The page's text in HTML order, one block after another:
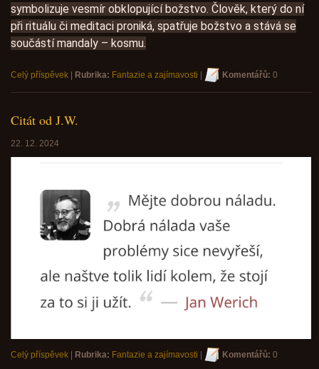
symbolizuje vesmír obklopující božstvo. Člověk, který do ní
při rituálu či meditaci proniká, spatřuje božstvo a stává se
součástí mandaly – kosmu.
Celý příspěvek Rubrika: Fantazie a zajímavosti Komentářů: 0
Citát od J.W.
22. 12. 2024
Celý příspěvek | Rubrika: Fantazie a zajímavosti | Komentářů: 0